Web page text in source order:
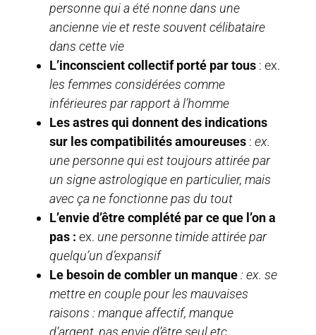
personne qui a été nonne dans une
ancienne vie et reste souvent célibataire
dans cette vie
L’inconscient collectif porté par tous : ex.
les femmes considérées comme
inférieures par rapport à l’homme
Les astres qui donnent des indications
sur les compatibilités amoureuses : ex.
une personne qui est toujours attirée par
un signe astrologique en particulier, mais
avec ça ne fonctionne pas du tout
L’envie d’être complété par ce que l’on a
pas : ex. une personne timide attirée par
quelqu’un d’expansif
Le besoin de combler un manque: ex. se
mettre en couple pour les mauvaises
raisons : manque affectif, manque